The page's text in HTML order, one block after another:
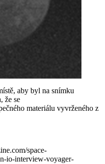
aby byl na snímku
že se
materiálu vyvrženého z
space-
io-interview-voyager-